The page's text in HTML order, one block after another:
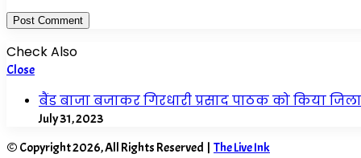
Check Also
Close
बैंड बाजा बजाकर गिरधारी प्रसाद पाठक को किया
July 31, 2023
© Copyright 2026, All Rights Reserved | The Live Ink